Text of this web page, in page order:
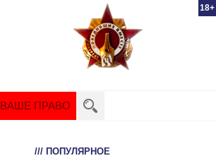
18+
ВАШЕ ПРАВО
/// ПОПУЛЯРНОЕ